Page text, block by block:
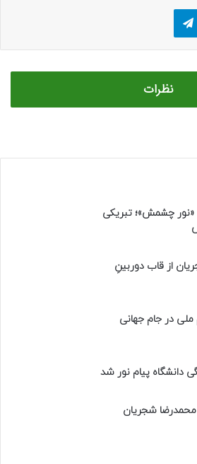
تلگرام
نظرات
«نور چشمش»؛ تبریکی
از قاب دوربینِ
ملی در جام جهانی
دانشگاه پیام نور شد
محمدرضا شجریان